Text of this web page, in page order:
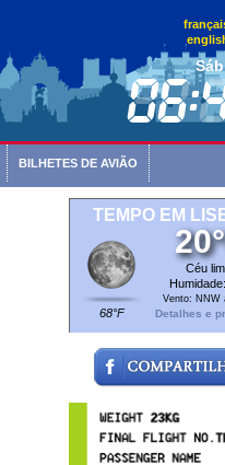
BILHETES DE AVIÃO
TEMPO EM
68°F
Céu
Vento: NNW
Detalhes e